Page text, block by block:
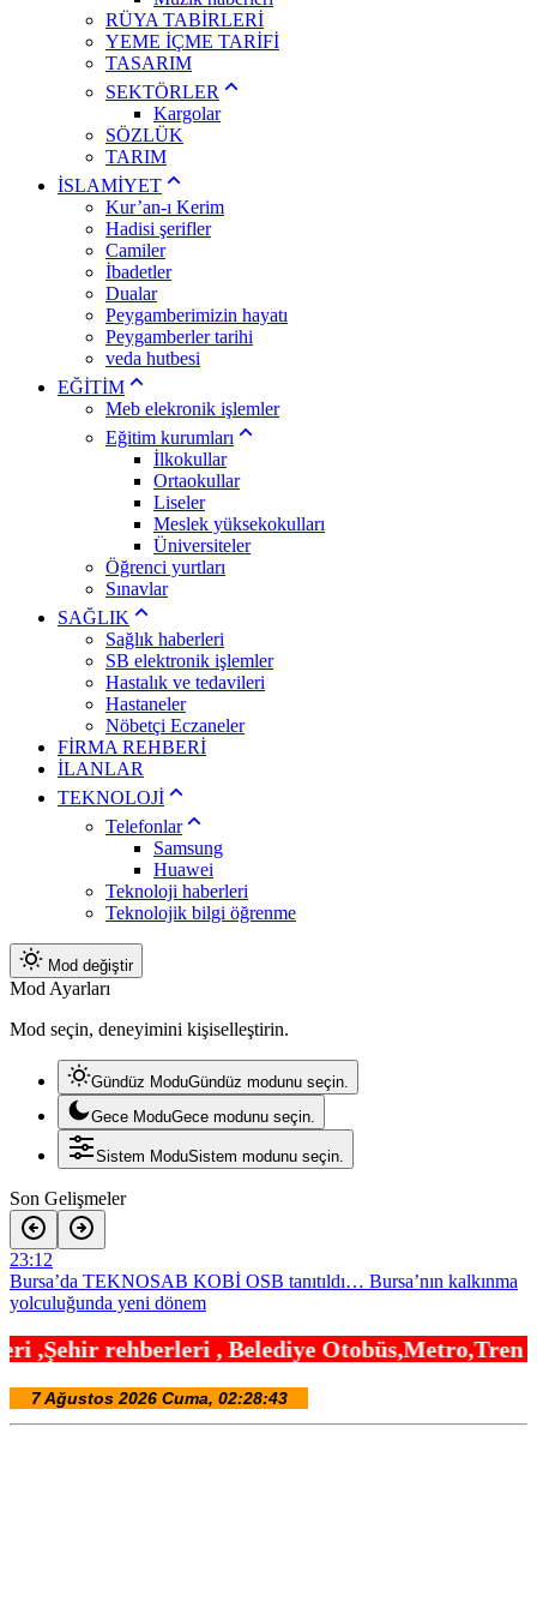
RÜYA TABİRLERİ
YEME İÇME TARİFİ
TASARIM
SEKTÖRLER
Kargolar
SÖZLÜK
TARIM
İSLAMİYET
Kur’an-ı Kerim
Hadisi şerifler
Camiler
İbadetler
Dualar
Peygamberimizin hayatı
Peygamberler tarihi
veda hutbesi
EĞİTİM
Meb elekronik işlemler
Eğitim kurumları
İlkokullar
Ortaokullar
Liseler
Meslek yüksekokulları
Üniversiteler
Öğrenci yurtları
Sınavlar
SAĞLIK
Sağlık haberleri
SB elektronik işlemler
Hastalık ve tedavileri
Hastaneler
Nöbetçi Eczaneler
FİRMA REHBERİ
İLANLAR
TEKNOLOJİ
Telefonlar
Samsung
Huawei
Teknoloji haberleri
Teknolojik bilgi öğrenme
Mod değiştir
Mod Ayarları
Mod seçin, deneyimini kişiselleştirin.
Gündüz ModuGündüz modunu seçin.
Gece ModuGece modunu seçin.
Sistem ModuSistem modunu seçin.
Son Gelişmeler
23:12
Bursa’da TEKNOSAB KOBİ OSB tanıtıldı… Bursa’nın kalkınma
yolculuğunda yeni dönem
Kocaeli Darıca’ya Büyükşehir’den modern ulaşım yatırımı
21:24
MGK’dan 8 maddelik bildiri… Terörsüz Türkiye, bölgesel güvenlik
ve Gazze mesajı
, Belediye Otobüs,Metro,Tren